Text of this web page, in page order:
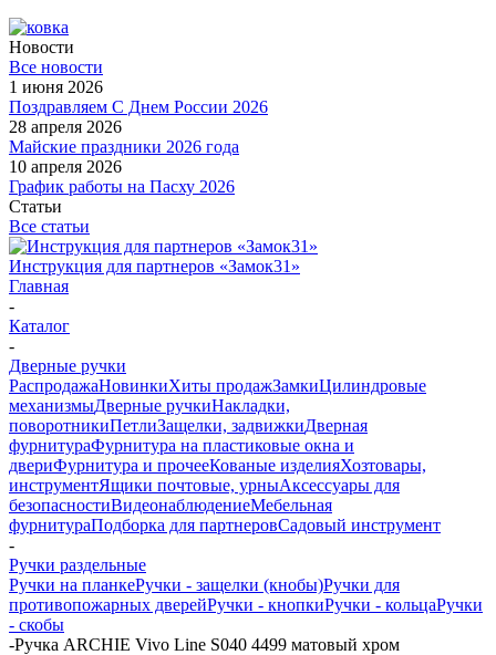
Новости
Все новости
1 июня 2026
Поздравляем С Днем России 2026
28 апреля 2026
Майские праздники 2026 года
10 апреля 2026
График работы на Пасху 2026
Статьи
Все статьи
Инструкция для партнеров «Замок31»
Главная
-
Каталог
-
Дверные ручки
РаспродажаНовинкиХиты продажЗамкиЦилиндровые
механизмыДверные ручкиНакладки,
поворотникиПетлиЗащелки, задвижкиДверная
фурнитураФурнитура на пластиковые окна и
двериФурнитура и прочееКованые изделияХозтовары,
инструментЯщики почтовые, урныАксессуары для
безопасностиВидеонаблюдениеМебельная
фурнитураПодборка для партнеровСадовый инструмент
-
Ручки раздельные
Ручки на планкеРучки - защелки (кнобы)Ручки для
противопожарных дверейРучки - кнопкиРучки - кольцаРучки
- скобы
-Ручка ARCHIE Vivo Line S040 4499 матовый хром